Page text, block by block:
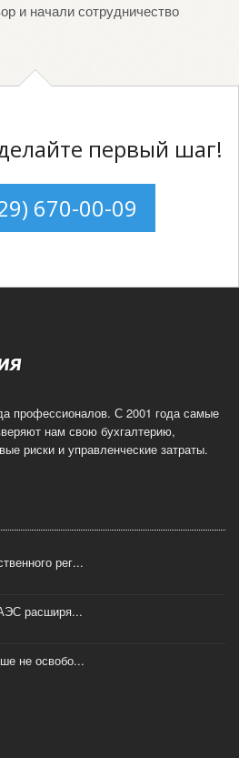
и начали сотрудничество
первый шаг!
670-00-09
профессионалов. С 2001 года самые
нам свою бухгалтерию,
риски и управленческие затраты.
рег...
расширя...
не освобо...